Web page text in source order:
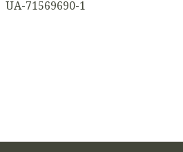
UA-71569690-1